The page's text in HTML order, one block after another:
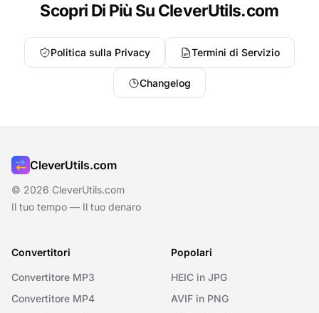
Scopri Di Più Su CleverUtils.com
Politica sulla Privacy Termini di Servizio
Changelog
CleverUtils.com
© 2026 CleverUtils.com
Il tuo tempo — Il tuo denaro
Convertitori
Convertitore MP3
Convertitore MP4
Popolari
HEIC in JPG
AVIF in PNG